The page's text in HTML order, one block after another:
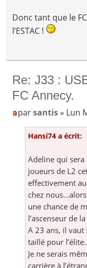
Donc tant que le
l’ESTAC !
Re: J33 :
FC Annecy.
parsantis» Lun
Hansi74 a écrit:
Adeline qui
joueurs de L2
effectivement
chez
une chance de
l’ascenseur de
A 23 ans, il
taillé pour l’élite..
Je ne serais
carrière à